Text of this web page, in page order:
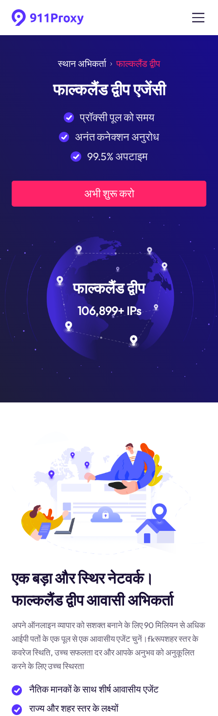
स्थान अभिकर्ता फाल्कलैंड द्वीप
फाल्कलैंड द्वीप एजेंसी
प्रॉक्सी पूल को समय
अनंत कनेक्शन अनुरोध
99.5% अपटाइम
अभी शुरू करो
फाल्कलैंड द्वीप
106,899+IPs
एक बड़ा और स्थिर नेटवर्क।
फाल्कलैंड द्वीप आवासी अभिकर्ता
अपने ऑनलाइन व्यापार को सशक्त बनाने के लिए 90 मिलियन से अधिक
आईपी पतों के एक पूल से एक आवासीय एजेंट चुनें।fkरूपशहर स्तर के
कवरेज स्थिति, उच्च सफलता दर और आपके अनुभव को अनुकूलित
करने के लिए उच्च स्थिरता
नैतिक मानकों के साथ शीर्ष आवासीय एजेंट
राज्य और शहर स्तर के लक्ष्यों